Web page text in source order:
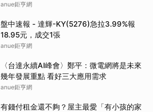
anue鉅亨網
盤中速報 - 達輝-KY(5276)急拉3.99%報
18.95元，成交1張
anue鉅亨網
〈台達永續AI峰會〉鄭平：微電網將是未來
幾年發展重點 看好三大應用需求
anue鉅亨網
有錢付租金還不夠？屋主最愛「有小孩的家